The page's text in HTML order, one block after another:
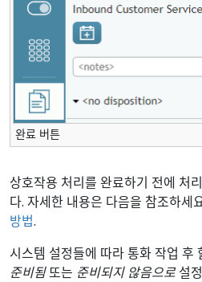
완료 버튼
상호작용 처리를 완료하기 전에 처
다. 자세한 내용은 다음을 참조하세
방법.
시스템 설정들에 따라 통화 작업 후
준비됨또는 준비되지 않음으로설